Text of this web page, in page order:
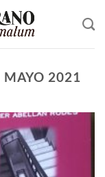
MAYO 2021